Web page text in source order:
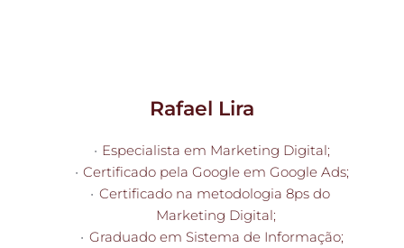
Rafael Lira
Especialista em Marketing Digital;
Certificado pela Google em Google Ads;
Certificado na metodologia 8ps do
Marketing Digital;
Graduado em Sistema de Informação;